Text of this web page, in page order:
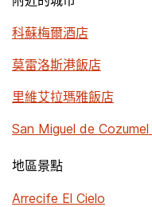
科蘇梅爾酒店
莫雷洛斯港飯店
里維艾拉瑪雅飯店
San Miguel de
地區景點
Arrecife El Cielo